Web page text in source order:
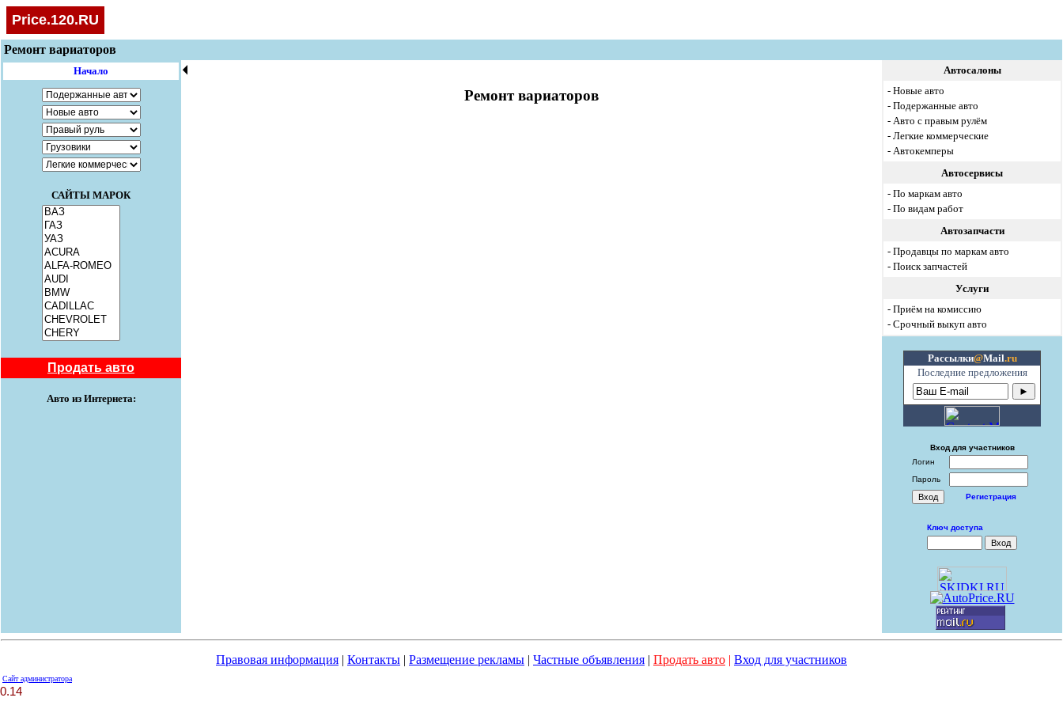
Price.120.RU
Ремонт вариаторов
Начало
САЙТЫ МАРОК
Продать авто
Авто из Интернета:
🞀
Ремонт вариаторов
Автосалоны
- Новые авто
- Подержанные авто
- Авто с правым рулём
- Легкие коммерческие
- Автокемперы
Автосервисы
- По маркам авто
- По видам работ
Автозапчасти
- Продавцы по маркам авто
- Поиск запчастей
Услуги
- Приём на комиссию
- Срочный выкуп авто
Рассылки@Mail.ru
Последние предложения
Вход для участников
Логин
Пароль
Регистрация
Ключ доступа
Правовая информация | Контакты | Размещение рекламы | Частные объявления | Продать авто | Вход для участников
Сайт администратора
0.14